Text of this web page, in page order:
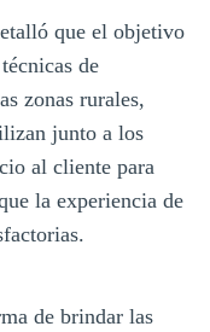
que el objetivo
de
zonas rurales,
junto a los
al cliente para
la experiencia de
de brindar las